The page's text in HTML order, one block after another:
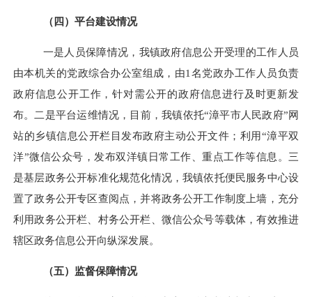
（四）平台建设情况
一是人员保障情况，我镇政府信息公开受理的工作人员
由本机关的党政综合办公室组成，由1 名党政办工作人员负责
政府信息公开工作，针对需公开的政府信息进行及时更新发
布。二是平台运维情况，目前，我镇依托“漳平市人民政府”网
站的乡镇信息公开栏目发布政府主动公开文件；利用“漳平双
洋”微信公众号，发布双洋镇日常工作、重点工作等信息。三
是基层政务公开标准化规范化情况，我镇依托便民服务中心设
置了政务公开专区查阅点，并将政务公开工作制度上墙，充分
利用政务公开栏、村务公开栏、微信公众号等载体，有效推进
辖区政务信息公开向纵深发展。
（五）监督保障情况